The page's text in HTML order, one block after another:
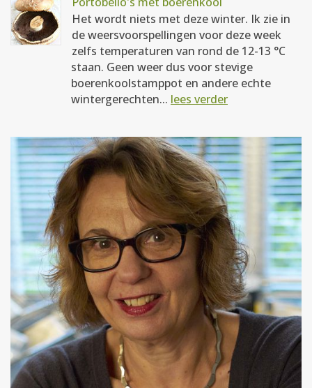
Het wordt niets met deze winter. Ik zie in
de weersvoorspellingen voor deze week
zelfs temperaturen van rond de 12-13 °C
staan. Geen weer dus voor stevige
boerenkoolstamppot en andere echte
wintergerechten... lees verder